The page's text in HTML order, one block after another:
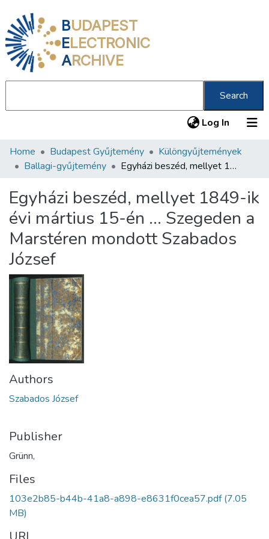
BUDAPEST
ELECTRONIC
ARCHIVE
Search
Log In (current)
Communities & Collections
Statistics
About us
Home Budapest Gyűjtemény
Különgyűjtemények
Ballagi-gyűjtemény
Egyházi beszéd, mellyet 1849-ik évi mártius 15-én ... Szegeden a Marstéren mondott Szabados József
Egyházi beszéd, mellyet 1849-ik
évi mártius 15-én ... Szegeden a
Marstéren mondott Szabados
József
Authors
Szabados József
Publisher
Grünn,
Files
103e2b85-b44b-41a8-a898-e8631f0cea57.pdf(7.05
MB)